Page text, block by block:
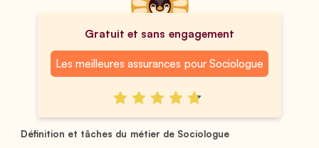
Gratuit et sans engagement
Les meilleures assurances pour Sociologue
Définition et tâches du métier de Sociologue